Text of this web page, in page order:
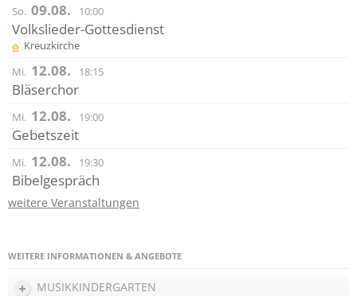
So. 09.08. 10:00
Volkslieder-Gottesdienst
Kreuzkirche
Mi. 12.08. 18:15
Bläserchor
Mi. 12.08. 19:00
Gebetszeit
Mi. 12.08. 19:30
Bibelgespräch
weitere Veranstaltungen
WEITERE INFORMATIONEN & ANGEBOTE
MUSIKKINDERGARTEN